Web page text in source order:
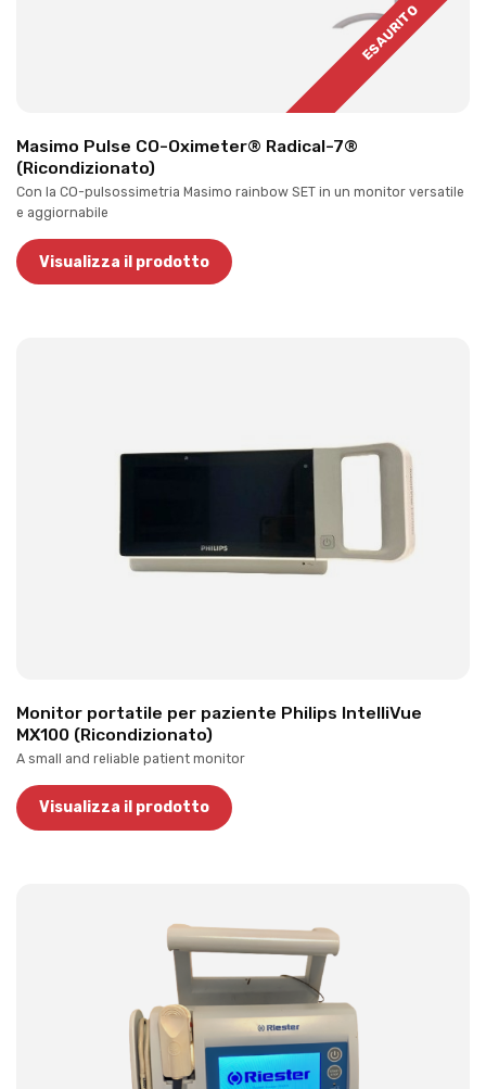
ESAURITO
Masimo Pulse CO-Oximeter® Radical-7®
(Ricondizionato)
Con la CO-pulsossimetria Masimo rainbow SET in un monitor versatile
e aggiornabile
Visualizza il prodotto
Monitor portatile per paziente Philips IntelliVue
MX100 (Ricondizionato)
A small and reliable patient monitor
Visualizza il prodotto